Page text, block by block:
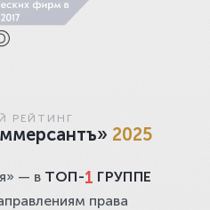
РЕЙТИНГ
2025
— в ТОП-1 ГРУППЕ
права